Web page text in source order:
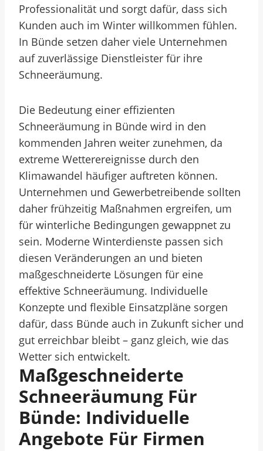
Professionalität und sorgt dafür, dass sich
Kunden auch im Winter willkommen fühlen.
In Bünde setzen daher viele Unternehmen
auf zuverlässige Dienstleister für ihre
Schneeräumung.
Die Bedeutung einer effizienten
Schneeräumung in Bünde wird in den
kommenden Jahren weiter zunehmen, da
extreme Wetterereignisse durch den
Klimawandel häufiger auftreten können.
Unternehmen und Gewerbetreibende sollten
daher frühzeitig Maßnahmen ergreifen, um
für winterliche Bedingungen gewappnet zu
sein. Moderne Winterdienste passen sich
diesen Veränderungen an und bieten
maßgeschneiderte Lösungen für eine
effektive Schneeräumung. Individuelle
Konzepte und flexible Einsatzpläne sorgen
dafür, dass Bünde auch in Zukunft sicher und
gut erreichbar bleibt – ganz gleich, wie das
Wetter sich entwickelt.
Maßgeschneiderte
Schneeräumung Für
Bünde: Individuelle
Angebote Für Firmen